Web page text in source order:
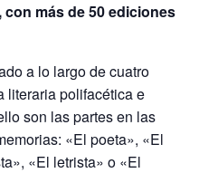
más de 50 ediciones
a lo largo de cuatro
literaria polifacética e
son las partes en las
«El poeta», «El
«El letrista» o «El